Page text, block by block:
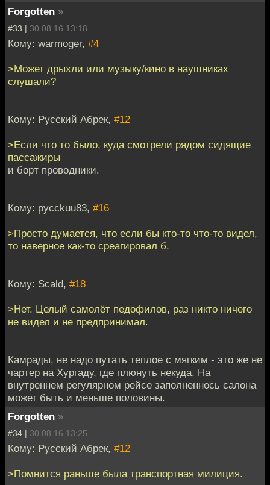
Forgotten »
#33 | 30.08.16 13:18
Кому: warmoger, #4
>Может дрыхли или музыку/кино в наушниках
слушали?
Кому: Русский Абрек, #12
>Если что то было, куда смотрели рядом сидящие
пассажиры
и борт проводники.
Кому: pycckuu83, #16
>Просто думается, что если бы кто-то что-то видел,
то наверное как-то среагировал б.
Кому: Scald, #18
>Нет. Целый самолёт педофилов, раз никто ничего
не видел и не предпринимал.
Камрады, не надо путать теплое с мягким - это же не
чартер на Хургаду, где плюнуть некуда. На
внутреннем регулярном рейсе заполненнось салона
может быть и меньше половины.
Forgotten »
#34 | 30.08.16 13:25
Кому: Русский Абрек, #12
>Помнится раньше была транспортная милиция.